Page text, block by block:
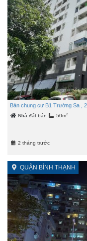
Bán chung cư B1 Trường Sa ,
Nhà đất bán 50m2
2 tháng trước
QUẬN BÌNH THẠNH